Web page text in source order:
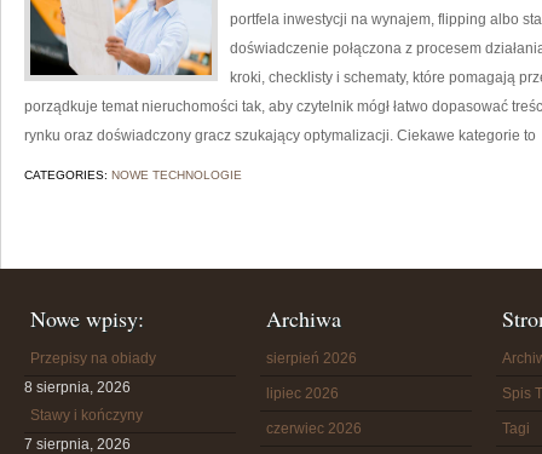
portfela inwestycji na wynajem, flipping albo
doświadczenie połączona z procesem
kroki, checklisty i schematy, które pomagają
porządkuje temat nieruchomości tak, aby czytelnik mógł łatwo dopasować
rynku oraz doświadczony gracz szukający optymalizacji. Ciekawe kategorie to
CATEGORIES: NOWE TECHNOLOGIE
Nowe wpisy:
Przepisy na obiady
8 sierpnia, 2026
Stawy i kończyny
7 sierpnia, 2026
Archiwa
sierpień 2026
lipiec 2026
czerwiec 2026
Spis
Tagi